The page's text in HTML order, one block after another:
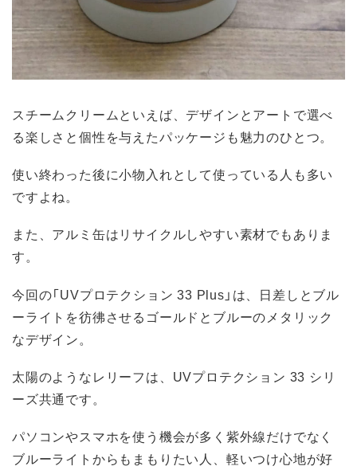
スチームクリームといえば、デザインとアートで選べ
る楽しさと個性を与えたパッケージも魅力のひとつ。
使い終わった後に小物入れとして使っている人も多い
ですよね。
また、アルミ缶はリサイクルしやすい素材でもありま
す。
今回の「UVプロテクション 33 Plus」は、日差しとブル
ーライトを彷彿させるゴールドとブルーのメタリック
なデザイン。
太陽のようなレリーフは、UVプロテクション 33 シリ
ーズ共通です。
パソコンやスマホを使う機会が多く紫外線だけでなく
ブルーライトからもまもりたい人、軽いつけ心地が好